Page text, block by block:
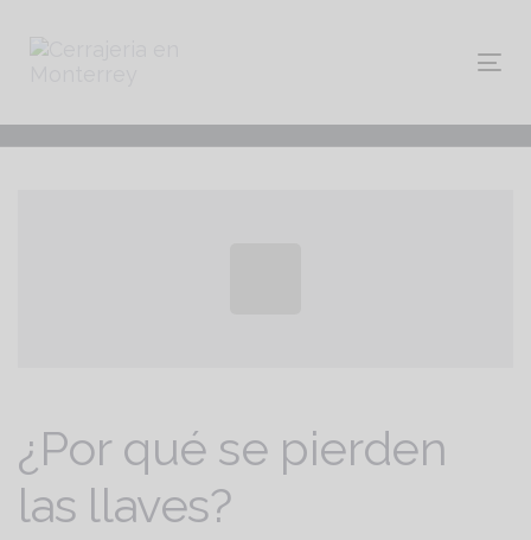
primary
content
¿Por qué se pierden
las llaves?